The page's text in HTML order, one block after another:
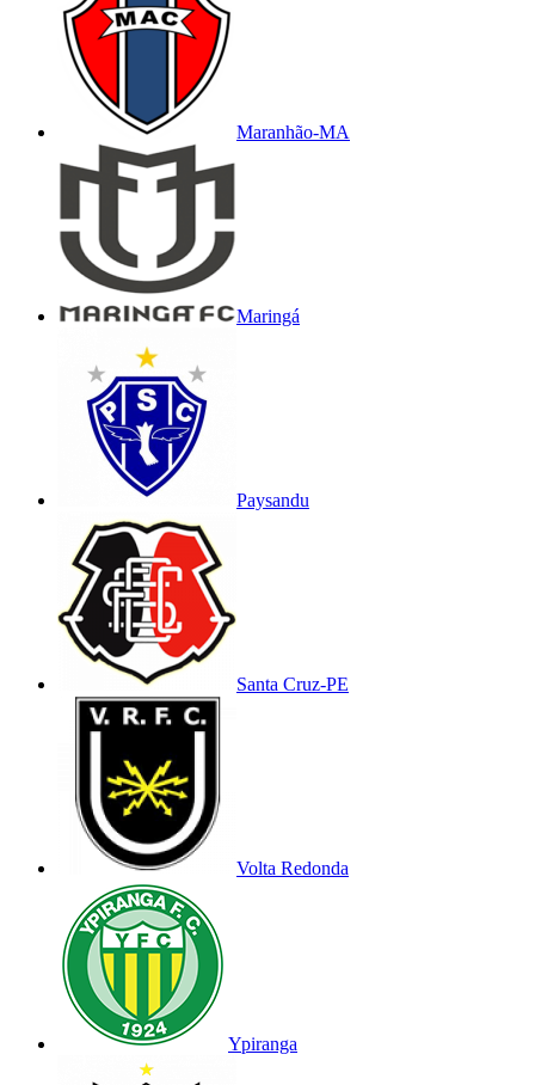
Maranhão-MA
Maringá
Paysandu
Santa Cruz-PE
Volta Redonda
Ypiranga